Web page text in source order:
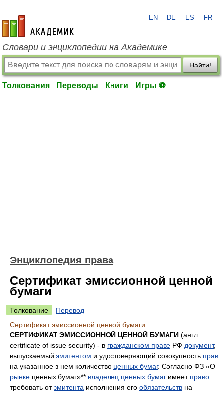
academic.ru
EN DE ES FR
Словари и энциклопедии на Академике
Найти!
Толкования Переводы Книги Игры ⚽
Энциклопедия права
Сертификат эмиссионной ценной
бумаги
Толкование
Перевод
Сертификат эмиссионной ценной бумаги
СЕРТИФИКАТ ЭМИССИОННОЙ ЦЕННОЙ БУМАГИ (англ.
certificate of issue security) - в гражданском праве РФ документ,
выпускаемый эмитентом и удостоверяющий совокупность прав
на указанное в нем количество ценных бумаг. Согласно ФЗ «О
рынке ценных бумаг»** владелец ценных бумаг имеет право
требовать отэмитента исполнения его обязательств на